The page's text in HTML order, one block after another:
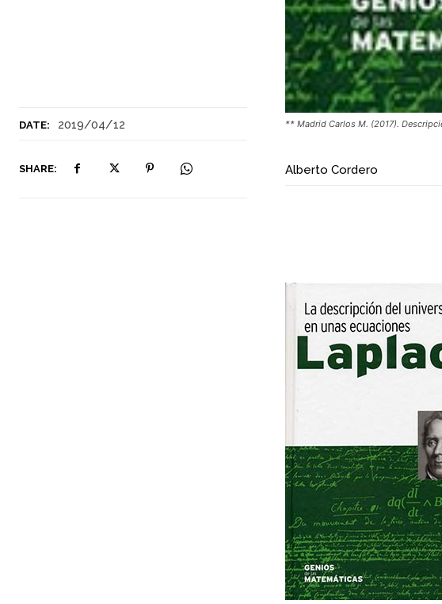
DATE: 2019/04/12
SHARE:
** Madrid Carlos M. (2017).
Alberto Cordero